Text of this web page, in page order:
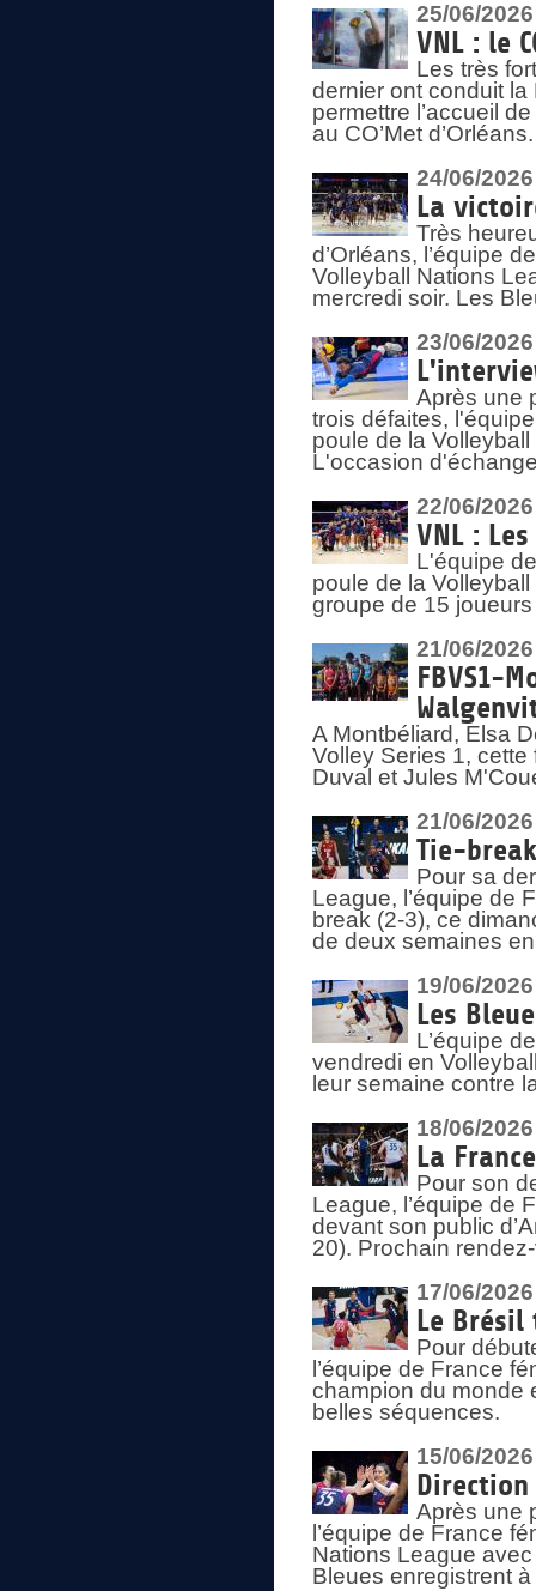
25/06/2026
VNL : le
Les très
dernier ont conduit
permettre l’accueil
au CO’Met d’Orléans.
24/06/2026
La
Très
d’Orléans, l’équipe
Volleyball Nations
mercredi soir. Les
23/06/2026
Après une
trois défaites,
poule de la
L'occasion
22/06/2026
VNL :
L'équipe
poule de la
groupe de 15
21/06/2026
FBVS1-
A Montbéliard, Elsa
Volley Series 1,
Duval et Jules
21/06/2026
Tie-
Pour sa
League, l’équipe de
break (2-3), ce
de deux semaines
19/06/2026
Les
L’équipe
vendredi en
leur semaine contre
18/06/2026
La
Pour son
League, l’équipe de
devant son public
20). Prochain
17/06/2026
Le
Pour
l’équipe de France
champion du monde
belles séquences.
15/06/2026
Après une
l’équipe de France
Nations League
Bleues enregistrent